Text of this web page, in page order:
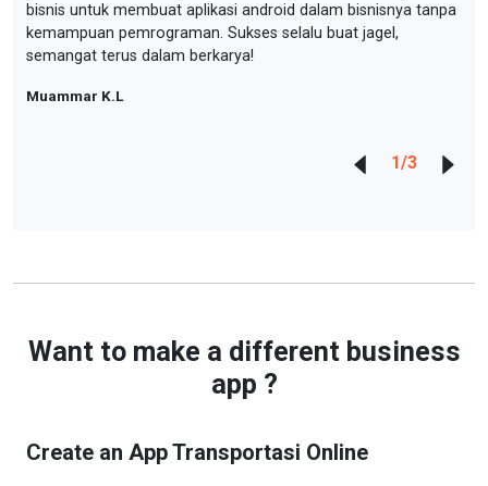
bisnis untuk membuat aplikasi android dalam bisnisnya tanpa
kemampuan pemrograman. Sukses selalu buat jagel,
semangat terus dalam berkarya!
Muammar K.L
1/3
Want to make a different business
app ?
Create an AppTransportasi Online